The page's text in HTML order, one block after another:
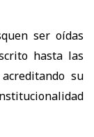
ser oídas
hasta las
su